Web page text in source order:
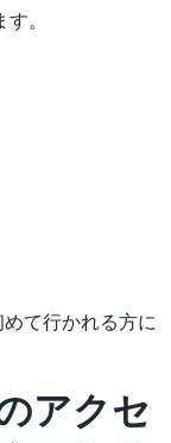
。
て行かれる方に
アクセ